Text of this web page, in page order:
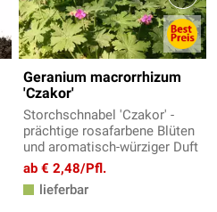
Geranium macrorrhizum
'Czakor'
Storchschnabel 'Czakor' -
prächtige rosafarbene Blüten
und aromatisch-würziger Duft
ab € 2,48/Pfl.
lieferbar